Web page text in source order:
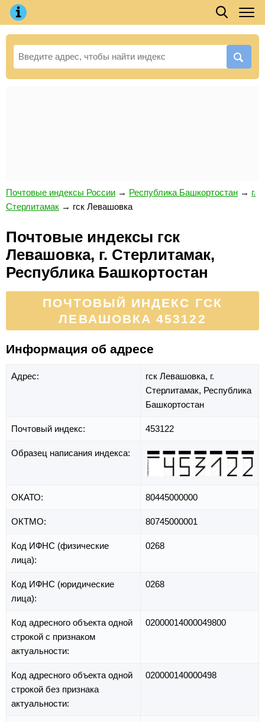
Почтовые индексы России → Республика Башкортостан → г.
Стерлитамак → гск Левашовка
Почтовые индексы гск
Левашовка, г. Стерлитамак,
Республика Башкортостан
ПОЧТОВЫЙ ИНДЕКС ГСК
ЛЕВАШОВКА 453122
Информация об адресе
Адрес: гск Левашовка, г.
Стерлитамак, Республика
Башкортостан
Почтовый индекс: 453122
Образец написания индекса:
ОКАТО: 80445000000
ОКТМО: 80745000001
Код ИФНС (физические
лица):
0268
Код ИФНС (юридические
лица):
0268
Код адресного объекта одной
строкой с признаком
актуальности:
02000014000049800
Код адресного объекта одной
строкой без признака
актуальности:
020000140000498